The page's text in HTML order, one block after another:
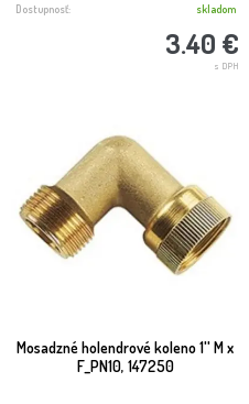
3.40 €
s DPH
Dostupnosť: skladom
Mosadzné holendrové koleno 1'' M x
F_PN10, 147250